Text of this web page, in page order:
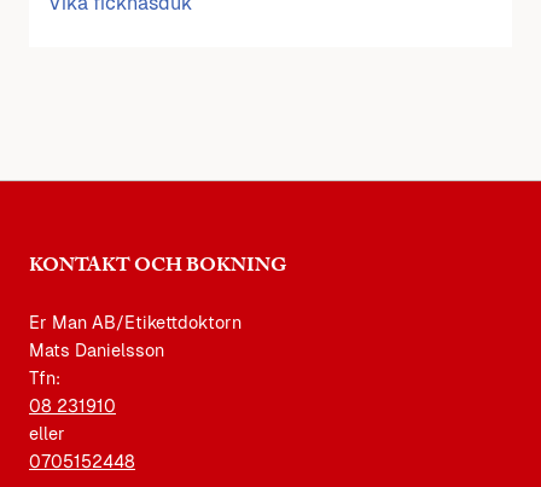
KONTAKT OCH BOKNING
Er Man AB/Etikettdoktorn
Mats Danielsson
Tfn:
08 231910
eller
0705152448